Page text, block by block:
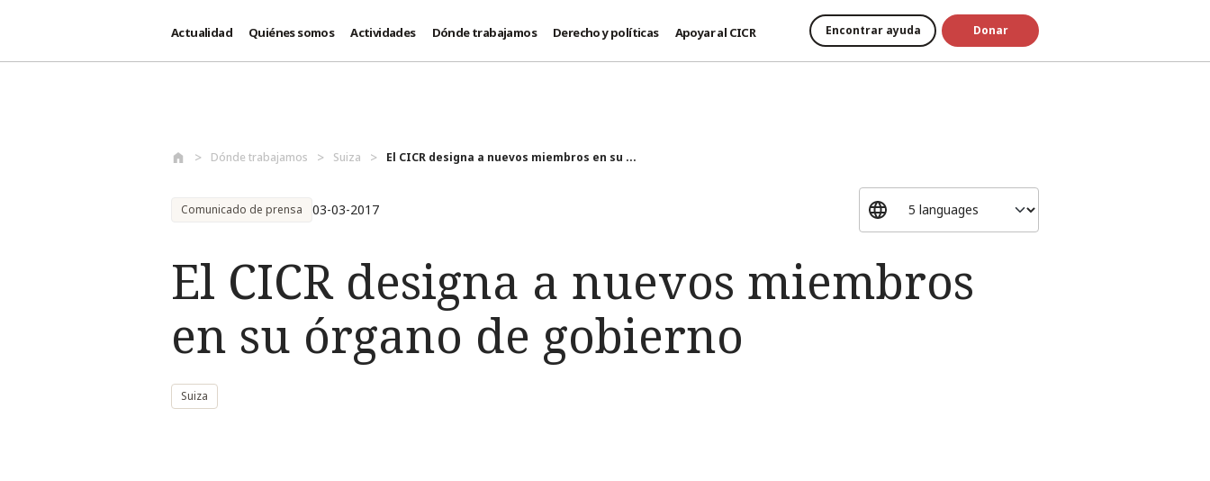
Actualidad Quiénes somos Actividades Dónde trabajamos Derecho y políticas Apoyar al CICR Encontrar ayuda Donar
Dónde trabajamos Suiza El CICR designa a nuevos miembros en su ...
Comunicado de prensa 03-03-2017
El CICR designa a nuevos miembros
en su órgano de gobierno
Suiza